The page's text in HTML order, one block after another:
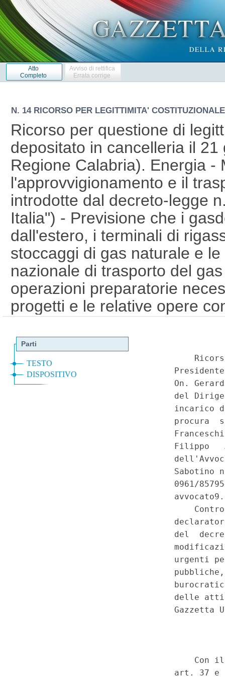
Atto
Completo
Avviso di rettifica
Errata corrige
N. 14 RICORSO PER LEGITTIMITA'
Ricorso per questione di legittimita' costituzionale depositato in cancelleria il 21 gennaio 2015 (della Regione Calabria). Energia - Misure urgenti per l'approvvigionamento e il trasporto del gas naturale introdotte dal decreto-legge n. 133 del 2014 (c.d. "sblocca Italia") - Previsione che i gasdotti di importazione di gas dall'estero, i terminali di rigassificazione di GNL, gli stoccaggi di gas naturale e le infrastrutture della rete nazionale di trasporto del gas naturale, incluse le operazioni preparatorie necessarie alla redazione dei progetti e le relative opere connesse, rivestono carattere di interesse strategico, costituiscono una priorita' a carattere nazionale e sono di pubblica utilita' nonche' indifferibili e urgenti - Ricorso della Regione Calabria - Denunciata incidenza unilaterale dello Stato in materie di potesta' concorrente ("produzione, trasporto e distribuzione nazionale dell'energia", "governo del territorio", "valorizzazione dei beni ambientali", "tutela della salute", "porti e aeroporti", "protezione civile") - Sostanziale spoliazione delle competenze legislative delle Regioni e di quelle amministrative e regolamentari degli enti locali nelle predette materie - Estensione delle procedure semplificate e accelerate di valutazione ambientale ad una larghissima categoria di interventi, con conseguente estromissione di Regioni, enti locali e cittadini dall'iter autorizzativo di un numero indefinito di opere - Assenza di un proporzionato bilanciamento delle prerogative costituzionalmente garantite - Mancata previsione di procedure di intesa con le Regioni interessate - Violazione dei principi di leale collaborazione e di sussidiarieta'. - Decreto-legge 12 settembre 2014, n. 133, convertito, con modificazioni, dalla legge 11 novembre 2014, n. 164, art. 37 (in particolare, comma 1). - Costituzione, artt. 114, 117, commi terzo e quarto, e 118. Energia - Misure per la valorizzazione delle risorse energetiche nazionali introdotte dal decreto-legge n. 133 del 2014 (c.d. "sblocca Italia") - Previsione che tutte le attivita' di prospezione, ricerca e coltivazione di idrocarburi e quelle di stoccaggio sotterraneo di gas naturale rivestono carattere di interesse strategico e sono di pubblica utilita', urgenti e indifferibili - Previsione, altresi', che i relativi titoli abilitativi comprendono la dichiarazione di pubblica utilita', indifferibilita' ed urgenza dell'opera e l'apposizione del vincolo preordinato all'esproprio dei beni in essa compresi - Ricorso della Regione Calabria - Denunciata incidenza unilaterale dello Stato in materie di potesta' concorrente ("produzione, trasporto e distribuzione nazionale dell'energia", "governo del territorio", "valorizzazione di beni ambientali", "tutela della salute", "porti e aeroporti", "protezione civile") - Sostanziale spoliazione delle competenze legislative delle Regioni e di quelle amministrative e regolamentari degli enti locali nelle predette materie - Estensione delle procedure semplificate e accelerate di valutazione ambientale ad una larghissima categoria di interventi, con conseguente estromissione di Regioni, enti locali e cittadini dall'iter autorizzativo di un numero indefinito di opere - Assenza di un proporzionato bilanciamento delle prerogative costituzionalmente garantite - Mancata previsione di procedure di intesa con le Regioni interessate - Violazione dei principi di leale collaborazione e di sussidiarieta'. - Decreto-legge 12 settembre 2014, n. 133, convertito, con modificazioni, dalla legge 11 novembre 2014, n. 164, art. 38 (in particolare, comma 1). - Costituzione, artt. 114, 117, commi terzo e quarto, e 118. Energia - Misure urgenti per l'approvvigionamento e il trasporto del gas naturale introdotte dal decreto-legge n. 133 del 2014 (c.d. "sblocca Italia") - Previsione che all'autorizzazione unica di cui all'art. 52-quinquies del d.P.R. n. 327 del 2001 sono soggetti anche i gasdotti di approvvigionamento di gas dall'estero, incluse le operazioni preparatorie necessarie alla redazione dei progetti e le relative opere connesse - Previsione che l'acquisizione dell'intesa con la singola Regione interessata e' necessaria solo per l'autorizzazione alla costruzione e all'esercizio delle "infrastrutture lineari energetiche" individuate dall'Autorita' competente come appartenenti alla rete nazionale dei gasdotti di cui all'art. 9 del decreto legislativo n. 169 del 2004 - Previsione che alla procedura di risoluzione delle interferenze dei gasdotti con altre infrastrutture esistenti partecipano in misura preponderante i soggetti privati interessati - Ricorso della Regione Calabria - Denunciata omessa estensione della necessita' dell'intesa anche ai gasdotti non inclusi nella rete nazionale, alle operazioni preparatorie necessarie alla redazione dei progetti e alle relative opere connesse - Discriminazione tra i cittadini e tra le istituzioni, a seconda che i gasdotti nei territori di riferimento siano inclusi o meno nella rete nazionale - Incidenza sulle prerogative delle Regioni e degli enti locali in materia di pianificazione territoriale e di protezione civile, valorizzazione dei beni culturali ed ambientali, tutela della salute - Contrasto con la Convenzione europea sul paesaggio e con il principio di sussidiarieta' - Lesione di diritti inviolabili dell'uomo - Incidenza sulle competenze assegnate alle Regioni e agli enti